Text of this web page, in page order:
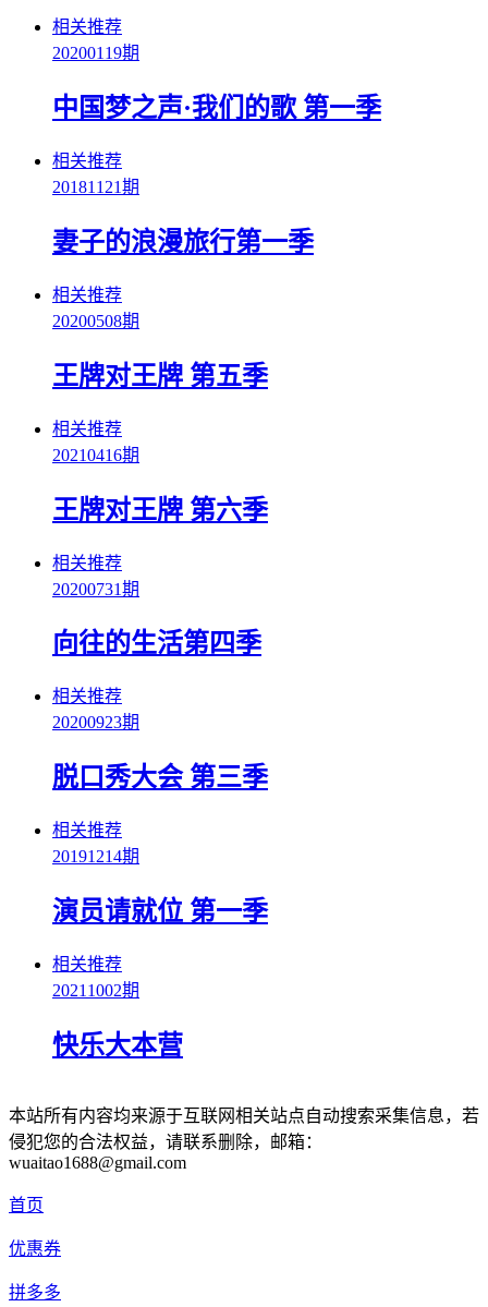
相关推荐
20200119期
中国梦之声·我们的歌 第一季
相关推荐
20181121期
妻子的浪漫旅行第一季
相关推荐
20200508期
王牌对王牌 第五季
相关推荐
20210416期
王牌对王牌 第六季
相关推荐
20200731期
向往的生活第四季
相关推荐
20200923期
脱口秀大会 第三季
相关推荐
20191214期
演员请就位 第一季
相关推荐
20211002期
快乐大本营
本站所有内容均来源于互联网相关站点自动搜索采集信息，若
侵犯您的合法权益，请联系删除，邮箱：
wuaitao1688@gmail.com
首页
优惠券
拼多多